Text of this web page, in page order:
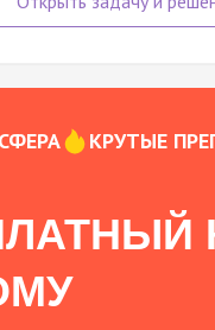
КРУТЫЕ